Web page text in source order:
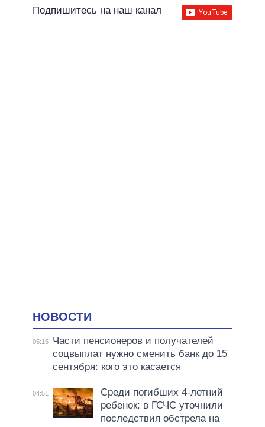
Подпишитесь на наш канал
НОВОСТИ
05:15
Части пенсионеров и получателей
соцвыплат нужно сменить банк до 15
сентября: кого это касается
04:51
Среди погибших 4-летний
ребенок: в ГСЧС уточнили
последствия обстрела на